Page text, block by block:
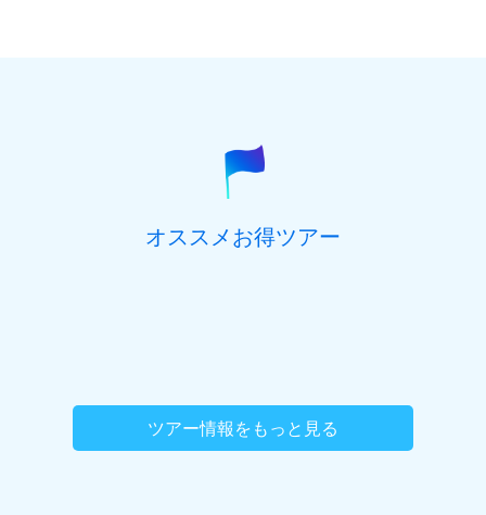
オススメお得ツアー
ツアー情報をもっと見る